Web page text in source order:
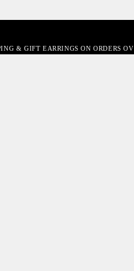
& GIFT EARRINGS ON ORDERS